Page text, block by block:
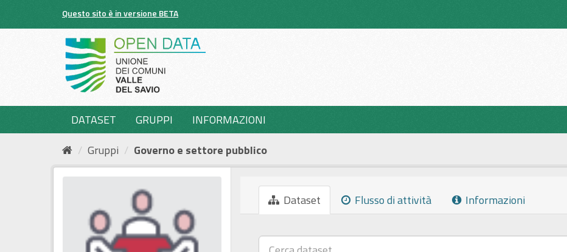
Questo sito è in versione BETA
DATASET GRUPPI
INFORMAZIONI
Gruppi
Governo e settore pubblico
Dataset Flusso di attività Informazioni